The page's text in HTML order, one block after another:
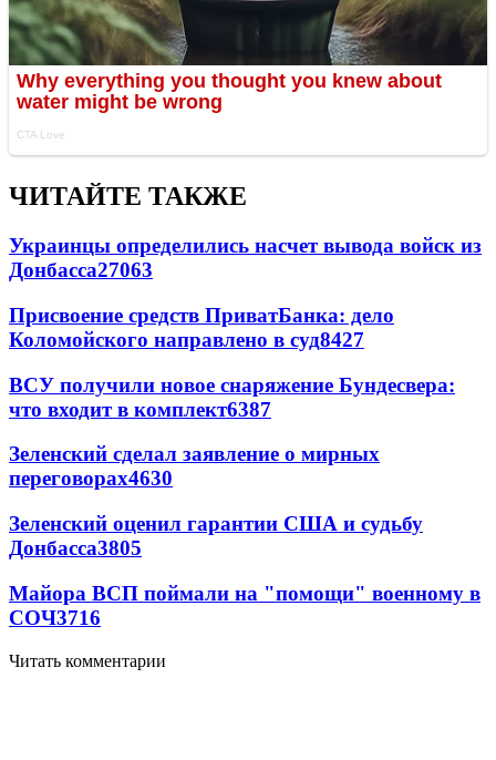
ЧИТАЙТЕ ТАКЖЕ
Украинцы определились насчет вывода войск из
Донбасса27063
Присвоение средств ПриватБанка: дело
Коломойского направлено в суд8427
ВСУ получили новое снаряжение Бундесвера:
что входит в комплект6387
Зеленский сделал заявление о мирных
переговорах4630
Зеленский оценил гарантии США и судьбу
Донбасса3805
Майора ВСП поймали на "помощи" военному в
СОЧ3716
Читать комментарии